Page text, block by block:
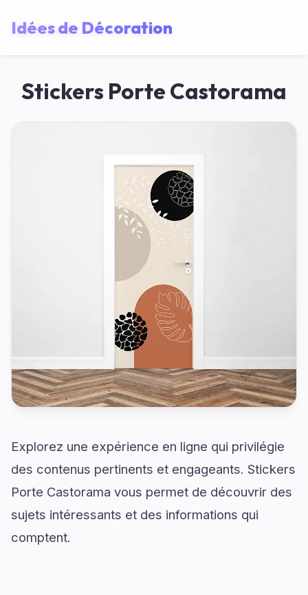
Idées de Décoration
Stickers Porte Castorama
Explorez une expérience en ligne qui privilégie
des contenus pertinents et engageants. Stickers
Porte Castorama vous permet de découvrir des
sujets intéressants et des informations qui
comptent.